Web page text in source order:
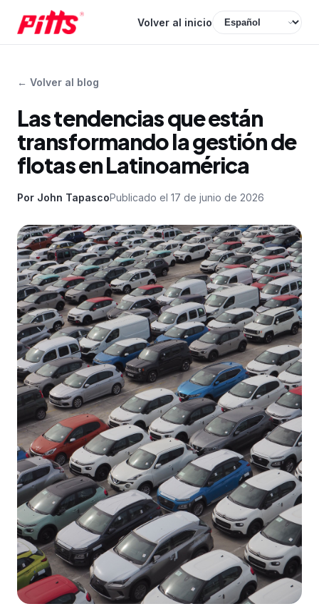
Volver al inicio
← Volver al blog
Las tendencias que están
transformando la gestión de
flotas en Latinoamérica
Por John TapascoPublicado el 17 de junio de 2026